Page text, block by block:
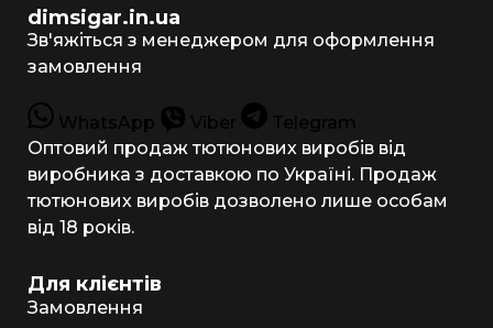
dimsigar.in.ua
Зв'яжіться з менеджером для оформлення
замовлення
WhatsApp Viber
Telegram
Оптовий продаж тютюнових виробів від
виробника з доставкою по Україні. Продаж
тютюнових виробів дозволено лише особам
від 18 років.
Для клієнтів
Замовлення